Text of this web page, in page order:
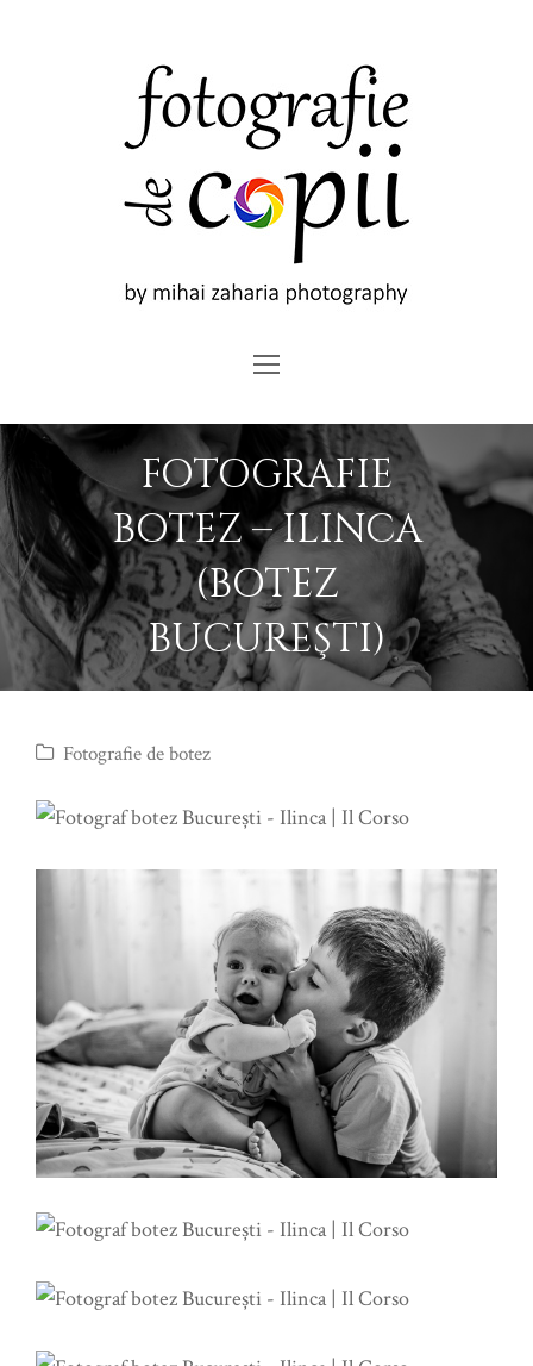
Menu
FOTOGRAFIE
BOTEZ – ILINCA
(BOTEZ
BUCUREŞTI)
Fotografie de botez